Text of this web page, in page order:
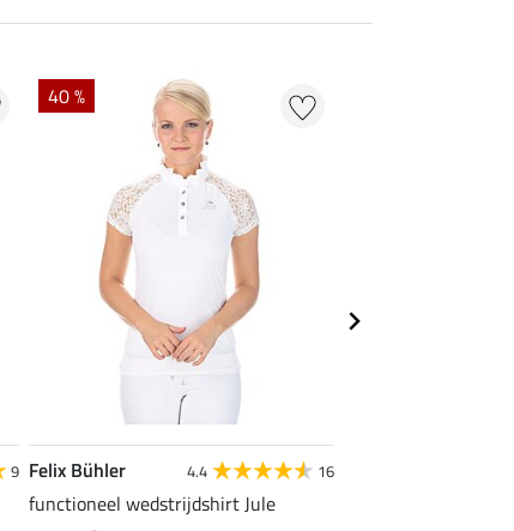
9
40 %
Felix Bühler 4.4 16
functioneel wedstrijdshirt Jule